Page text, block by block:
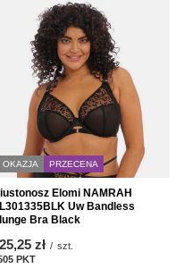
OKAZJA PRZECENA
Elomi NAMRAH
Uw Bandless
Bra Black
zł / szt.
PKT